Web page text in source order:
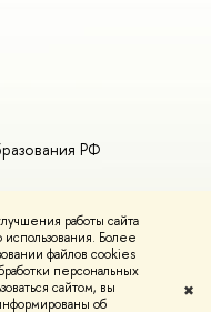
работы сайта
Более
файлов cookies
персональных
сайтом, вы
об
✖
РФ
Условия